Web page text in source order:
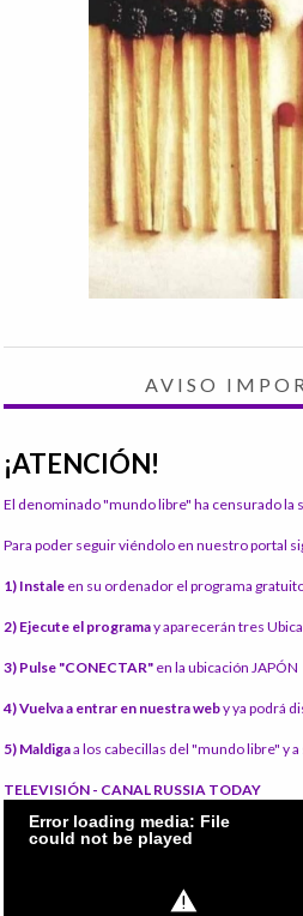
AVISO
¡ATENCIÓN!
El denominado "mundo libre" ha censurado la
Para poder seguir viéndolo en nuestro portal
1) Instale en su ordenador el programa
2) Ejecute el programay aparecerán tres
3) Pulse "CONECTAR" en la ubicación JAPÓN
4) Vuelva a entrar en nuestra weby ya podrá
5) Maldigaa los cabecillas del "mundo libre" y
TELEVISIÓN - CANAL RUSSIA TODAY